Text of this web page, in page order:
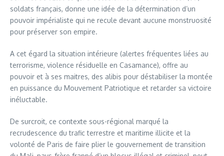
soldats français, donne une idée de la détermination d’un
pouvoir impérialiste qui ne recule devant aucune monstruosité
pour préserver son empire.
A cet égard la situation intérieure (alertes fréquentes liées au
terrorisme, violence résiduelle en Casamance), offre au
pouvoir et à ses maitres, des alibis pour déstabiliser la montée
en puissance du Mouvement Patriotique et retarder sa victoire
inéluctable.
De surcroit, ce contexte sous-régional marqué la
recrudescence du trafic terrestre et maritime illicite et la
volonté de Paris de faire plier le gouvernement de transition